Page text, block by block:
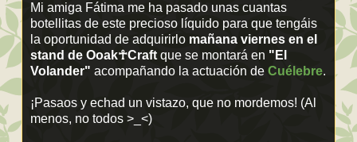
Mi amiga Fátima me ha pasado unas cuantas
botellitas de este precioso líquido para que tengáis
la oportunidad de adquirirlo mañana viernes en el
stand de Ooak☥Craft que se montará en "El
Volander" acompañando la actuación de Cuélebre.
¡Pasaos y echad un vistazo, que no mordemos! (Al
menos, no todos >_<)